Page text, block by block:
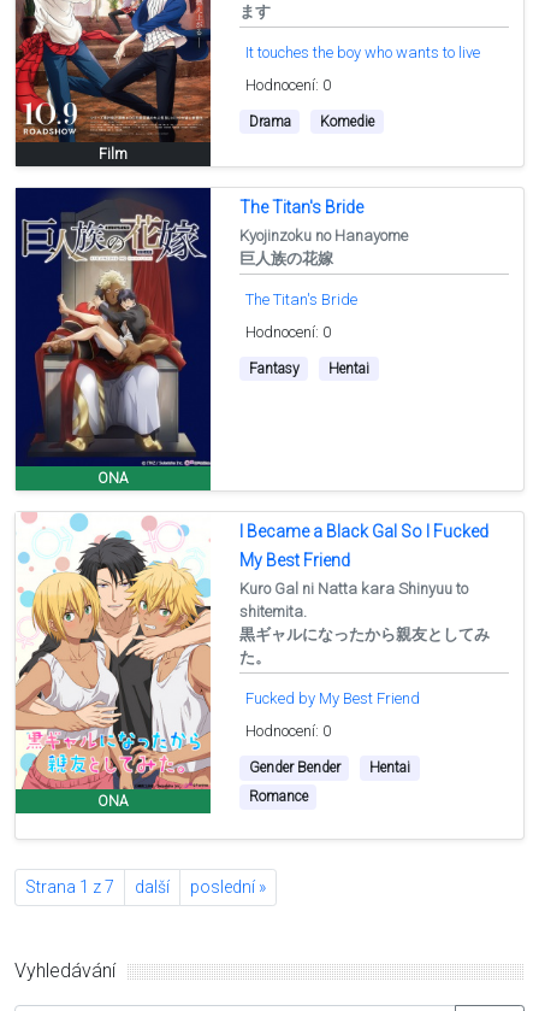
Film
ます
It touches the boy who wants to live
Hodnocení: 0
Drama Komedie
ONA
The Titan's Bride
Kyojinzoku no Hanayome
巨人族の花嫁
The Titan's Bride
Hodnocení: 0
Fantasy Hentai
ONA
I Became a Black Gal So I Fucked
My Best Friend
Kuro Gal ni Natta kara Shinyuu to
shitemita.
黒ギャルになったから親友としてみ
た。
Fucked by My Best Friend
Hodnocení: 0
Gender Bender
Hentai
Romance
Strana 1 z 7 další poslední »
Vyhledávání